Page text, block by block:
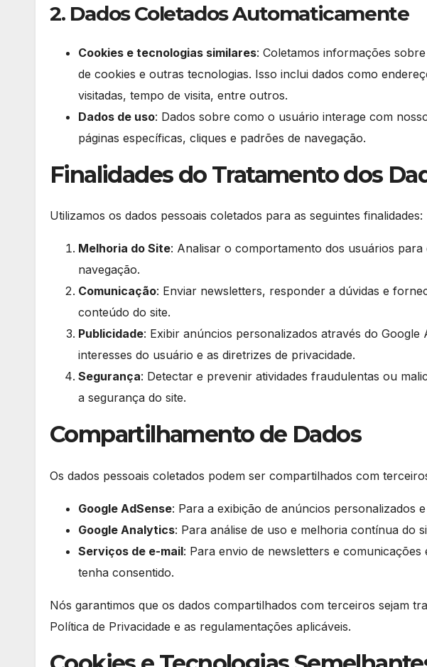
2. Dados Coletados Automaticamente
Cookies e tecnologias similares: Coletamos informações
de cookies e outras tecnologias. Isso inclui dados como
visitadas, tempo de visita, entre outros.
Dados de uso: Dados sobre como o usuário interage com
páginas específicas, cliques e padrões de navegação.
Finalidades do Tratamento dos
Utilizamos os dados pessoais coletados para as seguintes finalidades:
Melhoria do Site: Analisar o comportamento dos usuários para
navegação.
Comunicação: Enviar newsletters, responder a dúvidas e
conteúdo do site.
Publicidade: Exibir anúncios personalizados através do Google
interesses do usuário e as diretrizes de privacidade.
Segurança: Detectar e prevenir atividades fraudulentas ou
a segurança do site.
Compartilhamento de Dados
Os dados pessoais coletados podem ser compartilhados com
Google AdSense: Para a exibição de anúncios personalizados
Google Analytics: Para análise de uso e melhoria contínua do
Serviços de e-mail: Para envio de newsletters e
tenha consentido.
Nós garantimos que os dados compartilhados com terceiros sejam
Política de Privacidade e as regulamentações aplicáveis.